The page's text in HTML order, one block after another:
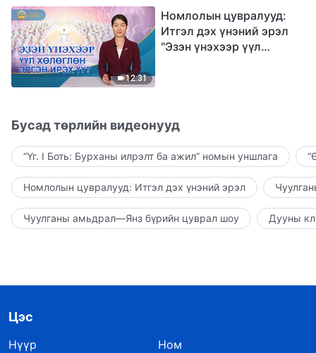
12:31
Номлолын цувралууд:
Итгэл дэх үнэний эрэл
"Эзэн үнэхээр үүл
Бусад төрлийн видеонууд
“Үг. I Боть: Бурханы илрэлт ба ажил” номын уншлага
Номлолын цувралууд: Итгэл дэх үнэний эрэл
Чуулганы амьдрал—Янз бүрийн цуврал шоу Дууны
Цэс
Нүүр
Ном